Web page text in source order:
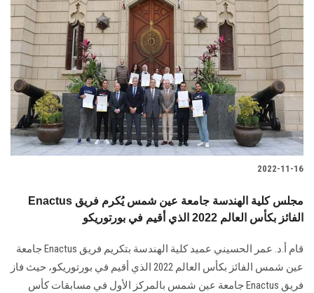
2022-11-16
Enactus مجلس كلية الهندسة جامعة عين شمس يُكرم فريق
الفائز بكأس العالم 2022 الذي أقيم في بورتوريكو
قام أ.د. عمر الحسيني عميد كلية الهندسة بتكريم فريق Enactus جامعة
عين شمس الفائز بكأس العالم 2022 الذي أقيم في بورتوريكو، حيث فاز
فريق Enactus جامعة عين شمس بالمركز الأول في مسابقات كأس